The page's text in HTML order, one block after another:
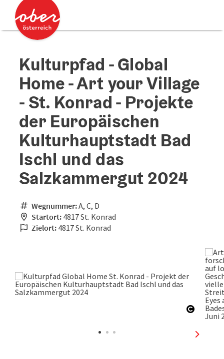
Zum Inhalt
Zum Seitenanfang
Kulturpfad - Global
Home - Art your Village
- St. Konrad - Projekte
der Europäischen
Kulturhauptstadt Bad
Ischl und das
Salzkammergut 2024
Wegnummer:A, C, D
Startort: 4817 St. Konrad
Zielort: 4817 St. Konrad